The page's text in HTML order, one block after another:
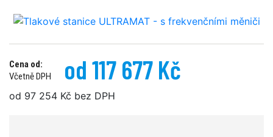
Cena od:
Včetně DPH
od 117 677 Kč
od 97 254 Kč bez DPH